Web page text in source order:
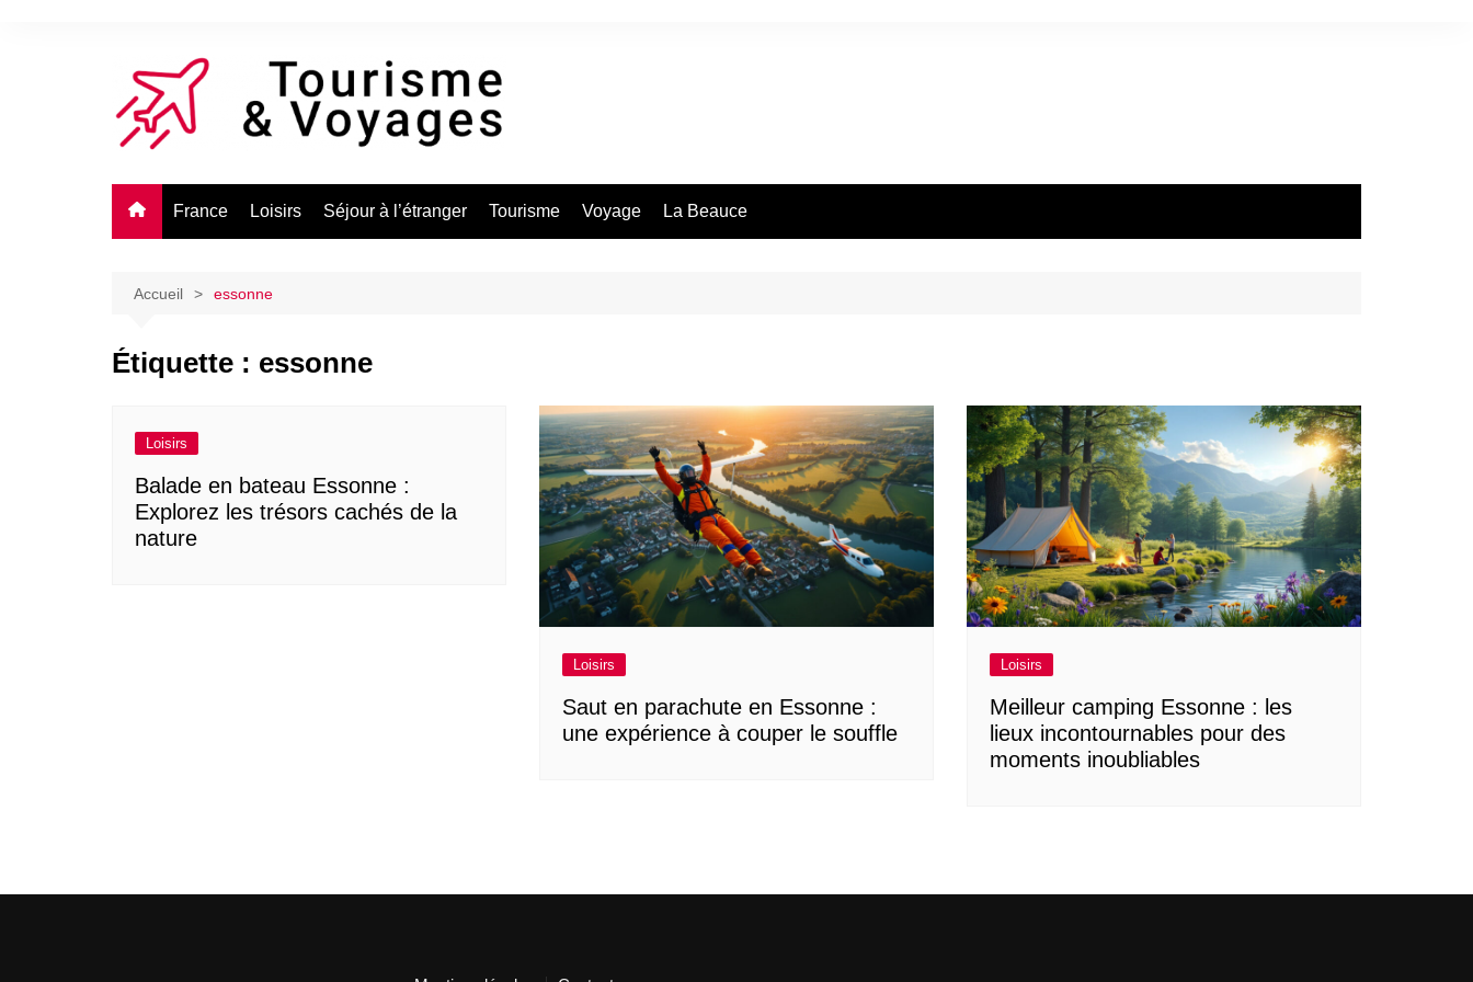
France Loisirs Séjour à l’étranger Tourisme Voyage La Beauce
Accueil essonne
Étiquette : essonne
Loisirs
Balade en bateau Essonne :
Explorez les trésors cachés de la
nature
Loisirs
Saut en parachute en Essonne :
une expérience à couper le souffle
Loisirs
Meilleur camping Essonne : les
lieux incontournables pour des
moments inoubliables